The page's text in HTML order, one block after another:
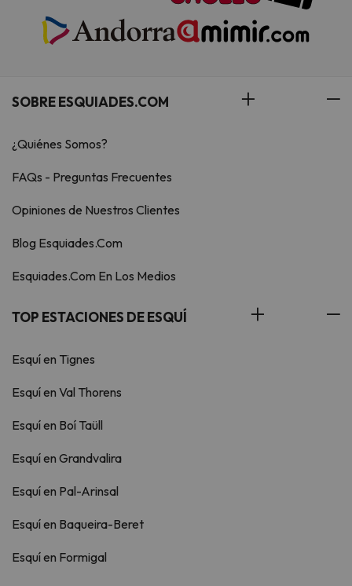
SOBRE ESQUIADES.COM
¿Quiénes Somos?
FAQs - Preguntas Frecuentes
Opiniones de Nuestros Clientes
Blog Esquiades.Com
Esquiades.Com En Los Medios
TOP ESTACIONES DE ESQUÍ
Esquí en Tignes
Esquí en Val Thorens
Esquí en Boí Taüll
Esquí en Grandvalira
Esquí en Pal-Arinsal
Esquí en Baqueira-Beret
Esquí en Formigal